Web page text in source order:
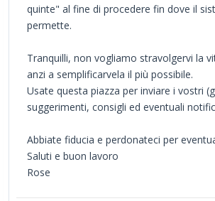
quinte" al fine di procedere fin dove il
permette.
Tranquilli, non vogliamo stravolgervi la
anzi a semplificarvela il più possibile.
Usate questa piazza per inviare i vostri
suggerimenti, consigli ed eventuali
Abbiate fiducia e perdonateci per
Saluti e buon lavoro
Rose